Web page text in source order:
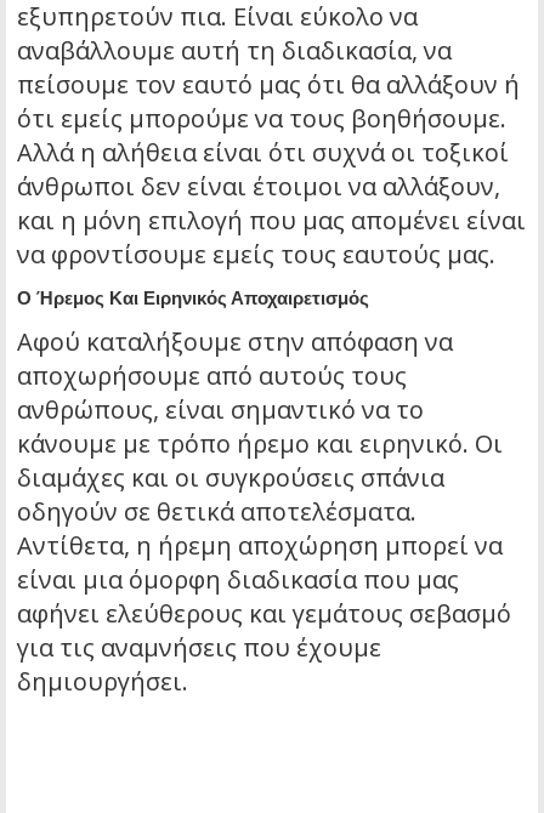
εξυπηρετούν πια. Είναι εύκολο να
αναβάλλουμε αυτή τη διαδικασία, να
πείσουμε τον εαυτό μας ότι θα αλλάξουν ή
ότι εμείς μπορούμε να τους βοηθήσουμε.
Αλλά η αλήθεια είναι ότι συχνά οι τοξικοί
άνθρωποι δεν είναι έτοιμοι να αλλάξουν,
και η μόνη επιλογή που μας απομένει είναι
να φροντίσουμε εμείς τους εαυτούς μας.
Ο Ήρεμος Και Ειρηνικός Αποχαιρετισμός
Αφού καταλήξουμε στην απόφαση να
αποχωρήσουμε από αυτούς τους
ανθρώπους, είναι σημαντικό να το
κάνουμε με τρόπο ήρεμο και ειρηνικό. Οι
διαμάχες και οι συγκρούσεις σπάνια
οδηγούν σε θετικά αποτελέσματα.
Αντίθετα, η ήρεμη αποχώρηση μπορεί να
είναι μια όμορφη διαδικασία που μας
αφήνει ελεύθερους και γεμάτους σεβασμό
για τις αναμνήσεις που έχουμε
δημιουργήσει.